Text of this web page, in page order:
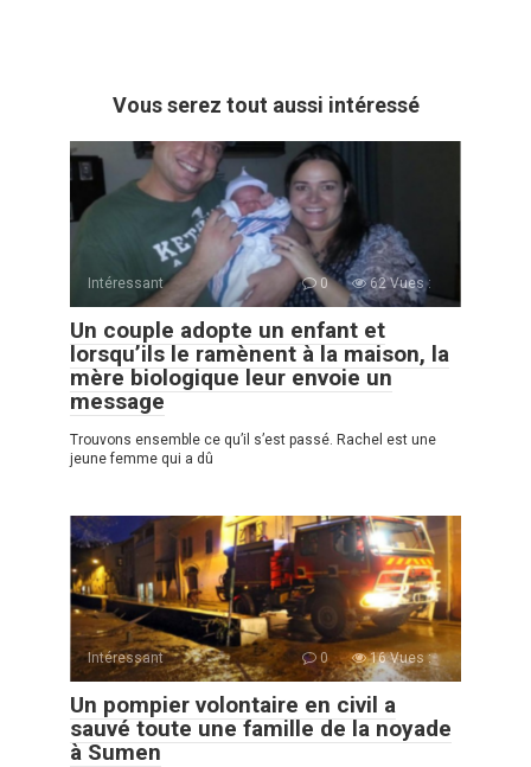
Vous serez tout aussi intéressé
Intéressant 0 62 Vues :
Un couple adopte un enfant et
lorsqu’ils le ramènent à la maison, la
mère biologique leur envoie un
message
Trouvons ensemble ce qu’il s’est passé. Rachel est une
jeune femme qui a dû
Intéressant 0 16 Vues :
Un pompier volontaire en civil a
sauvé toute une famille de la noyade
à Sumen